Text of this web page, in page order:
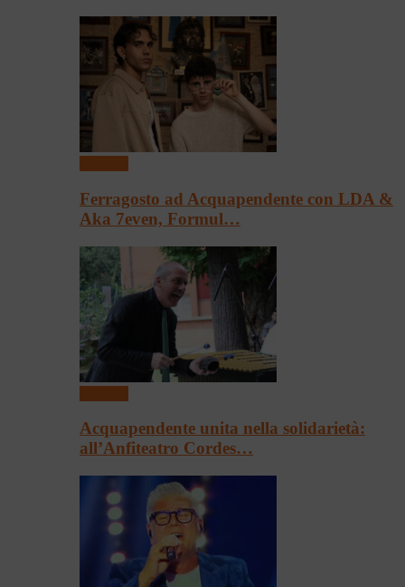
Ferragosto ad Acquapendente con LDA &
Aka 7even, Formul…
Acquapendente unita nella solidarietà:
all’Anfiteatro Cordes…